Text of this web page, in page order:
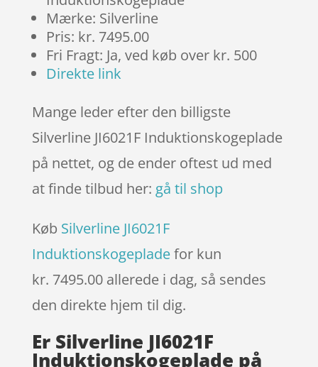
Mærke: Silverline
Pris: kr. 7495.00
Fri Fragt: Ja, ved køb over kr. 500
Direkte link
Mange leder efter den billigste
Silverline JI6021F Induktionskogeplade
på nettet, og de ender oftest ud med
at finde tilbud her: gå til shop
Køb Silverline JI6021F
Induktionskogepladefor kun
kr. 7495.00 allerede i dag, så sendes
den direkte hjem til dig.
Er Silverline JI6021F
Induktionskogeplade på